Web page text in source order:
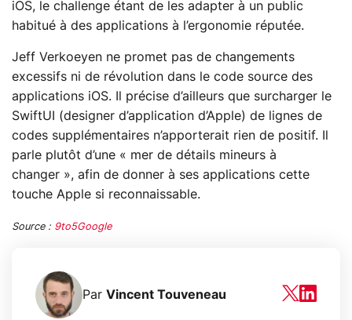
iOS, le challenge étant de les adapter à un public
habitué à des applications à l’ergonomie réputée.
Jeff Verkoeyen ne promet pas de changements
excessifs ni de révolution dans le code source des
applications iOS. Il précise d’ailleurs que surcharger le
SwiftUI (designer d’application d’Apple) de lignes de
codes supplémentaires n’apporterait rien de positif. Il
parle plutôt d’une « mer de détails mineurs à
changer », afin de donner à ses applications cette
touche Apple si reconnaissable.
Source : 9to5Google
Par Vincent Touveneau